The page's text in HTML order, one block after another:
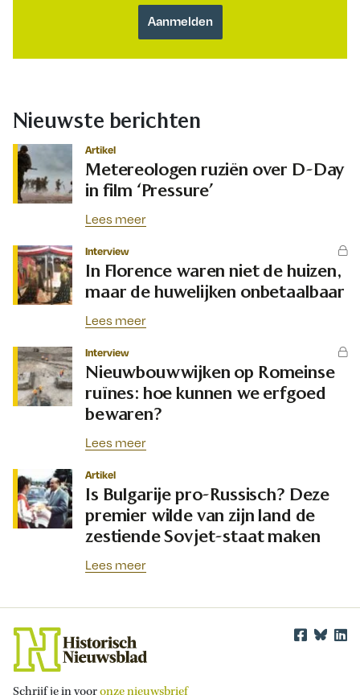
Nieuwste berichten
Artikel
Metereologen ruziën over D-Day
in film ‘Pressure’
Lees meer
Interview
In Florence waren niet de huizen,
maar de huwelijken onbetaalbaar
Lees meer
Interview
Nieuwbouwwijken op Romeinse
ruïnes: hoe kunnen we erfgoed
bewaren?
Lees meer
Artikel
Is Bulgarije pro-Russisch? Deze
premier wilde van zijn land de
zestiende Sovjet-staat maken
Lees meer